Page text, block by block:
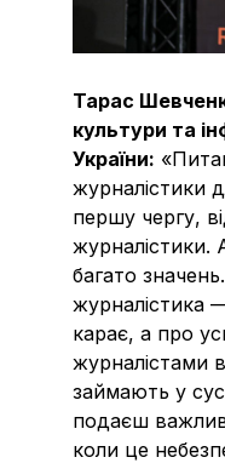
Тарас
культури та
України:
журналістики
першу чергу,
журналістики.
багато
журналістика
карає, а про
журналістами
займають у
подаєш
коли це